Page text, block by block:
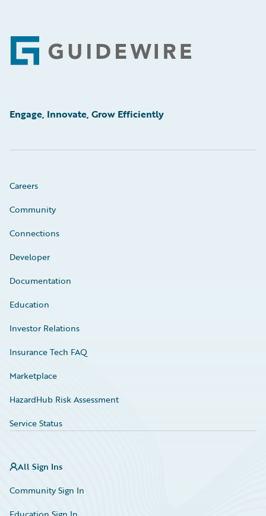
Footer
Engage, Innovate, Grow Efficiently
Careers
Community
Connections
Developer
Documentation
Education
Investor Relations
Insurance Tech FAQ
Marketplace
HazardHub Risk Assessment
Service Status
All Sign Ins
Community Sign In